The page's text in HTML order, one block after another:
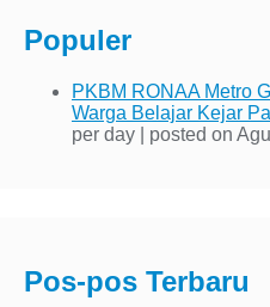
Populer
PKBM RONAA Metro
Warga Belajar Kejar
per day
posted on
Pos-pos Terbaru